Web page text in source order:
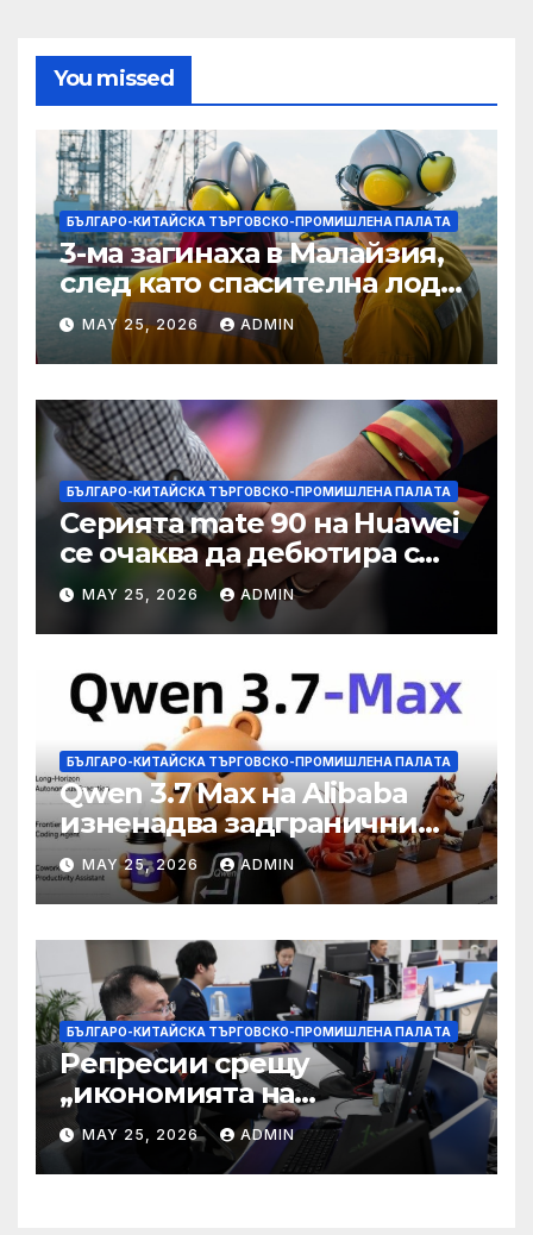
You missed
БЪЛГАРО-КИТАЙСКА ТЪРГОВСКО-ПРОМИШЛЕНА ПАЛAТА
3-ма загинаха в Малайзия,
след като спасителна лодка
падна в морето от
плаващия кораб на
Petronas
MAY 25, 2026 ADMIN
БЪЛГАРО-КИТАЙСКА ТЪРГОВСКО-ПРОМИШЛЕНА ПАЛAТА
Серията mate 90 на Huawei
се очаква да дебютира с
нов чип Kirin тази есен ·
TechNode
MAY 25, 2026 ADMIN
БЪЛГАРО-КИТАЙСКА ТЪРГОВСКО-ПРОМИШЛЕНА ПАЛAТА
Qwen 3.7 Max на Alibaba
изненадва задгранични
разработчици с 35-часово
автономно изпълнение на
задачи
MAY 25, 2026 ADMIN
БЪЛГАРО-КИТАЙСКА ТЪРГОВСКО-ПРОМИШЛЕНА ПАЛAТА
Репресии срещу
„икономията на
фактурирането“
MAY 25, 2026 ADMIN